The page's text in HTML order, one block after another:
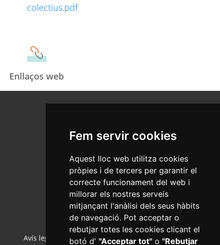
Fem servir cookies
Aquest lloc web utilitza cookies
pròpies i de tercers per garantir el
correcte funcionament del web i
millorar els nostres serveis
mitjançant l'anàlisi dels seus hàbits
de navegació. Pot acceptar o
rebutjar totes les cookies clicant el
botó d' "Acceptar tot"o "Rebutjar
colectius.pdf
Enllaços web
Salut Pública
C/Ample, 13 - Tel. 977 010 040
www.reus.cat
salutpublica@reus.cat
Avís legal Política de cookies·Política de privacitat·